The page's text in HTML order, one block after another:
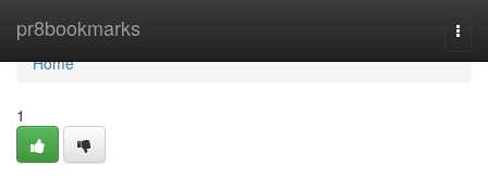
pr8bookmarks
Home
Home
1